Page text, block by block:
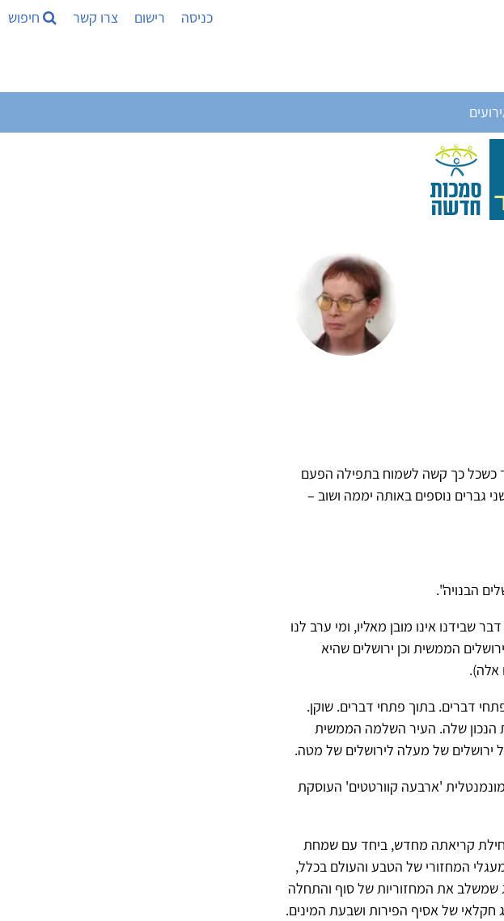
כניסה רישום צרו קשר חיפוש
כשכל כך קשה לשמוח בתפילה הפעם
גברים נוספים באותה יממה ושוב –
הבנויה".
שבידנו אינו מובן מאליו, ומי ערב לנו
הממשית וכן ירושלים שהיא
אלה).
דברים. בתוך פתחי דברים. שוקן.
הנכון שלה. העיר השלמה הממשית
של מעלה לירושלים של מטה.
'ארבעה קוורטטים' העוסקת
קריאתה מחדש, ביחד עם שמחת
המחזורי של הטבע והעולם בכלל,
שמשלב את המחזוריות של סוף והתחלה
של אסיף הפירות ושבעת המינים.